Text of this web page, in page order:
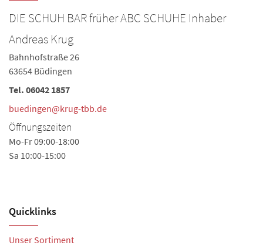
DIE SCHUH BAR früher ABC SCHUHE Inhaber
Andreas Krug
Bahnhofstraße 26
63654 Büdingen
Tel. 06042 1857
buedingen@krug-tbb.de
Öffnungszeiten
Mo-Fr 09:00-18:00
Sa 10:00-15:00
Quicklinks
Unser Sortiment